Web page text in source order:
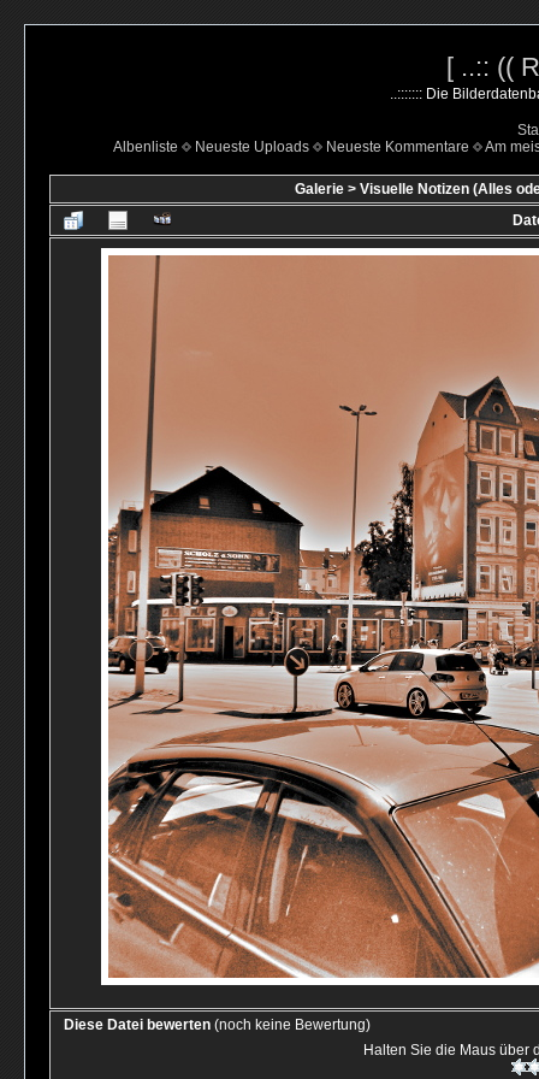
[ ..:: ((
..::::::: Die
Albenliste
Neueste Uploads Neueste Kommentare Am
Galerie> Visuelle Notizen (Alles
Diese Datei bewerten (noch keine Bewertung)
Halten Sie die Maus über